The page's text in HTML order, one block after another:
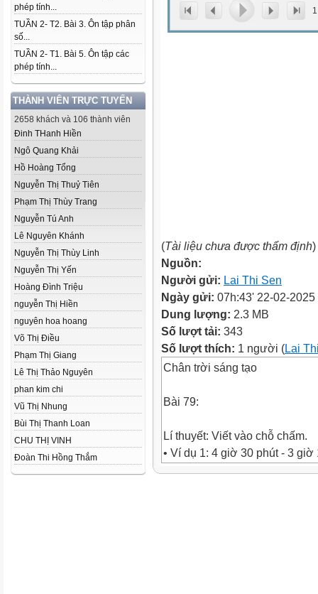
phép tính...
TUẦN 2- T2. Bài 3. Ôn tập phân
số...
TUẦN 2- T1. Bài 5. Ôn tập các
phép tính...
THÀNH VIÊN TRỰC TUYẾN
2658 khách và 106 thành viên
Đinh THanh Hiền
Ngô Quang Khải
Hồ Hoàng Tổng
Nguyễn Thị Thuỷ Tiên
Phạm Thị Thùy Trang
Nguyễn Tú Anh
Lê Nguyên Khánh
Nguyễn Thị Thùy Linh
Nguyễn Thị Yến
Hoàng Đình Triệu
nguyễn Thị Hiền
nguyên hoa hoang
Võ Thị Điều
Phạm Thị Giang
Lê Thị Thảo Nguyên
phan kim chi
Vũ Thị Nhung
Bùi Thị Thanh Loan
CHU THỊ VINH
Đoàn Thi Hồng Thắm
1
(Tài liệu chưa được thẩm định)
Nguồn:
Người gửi: Lai Thi Sen
Ngày gửi: 07h:43' 22-02-2025
Dung lượng: 2.3 MB
Số lượt tải: 343
Số lượt thích: 1 người (Lai
Chân trời sáng tạo
Bài 79:
Lí thuyết: Viết vào chỗ chấm.
• Ví dụ 1: 4 giờ 30 phút - 3 giờ